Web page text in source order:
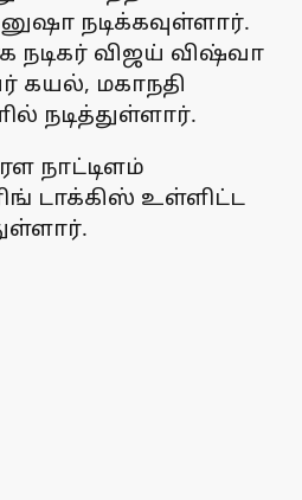
நடிக்கவுள்ளார்.
நடிகர் விஜய் விஷ்வா
கயல், மகாநதி
நடித்துள்ளார்.
நாட்டிளம்
டாக்கிஸ் உள்ளிட்ட